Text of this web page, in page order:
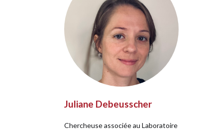
Juliane Debeusscher
Chercheuse associée au Laboratoire